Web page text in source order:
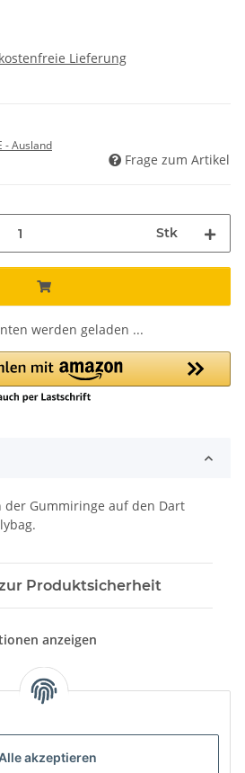
akzeptieren
Lieferung
- Ausland
Frage zum Artikel
Stk
werden geladen ...
der Gummiringe auf den Dart
Produktsicherheit
anzeigen